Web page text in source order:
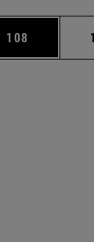
TAB para
Página
108